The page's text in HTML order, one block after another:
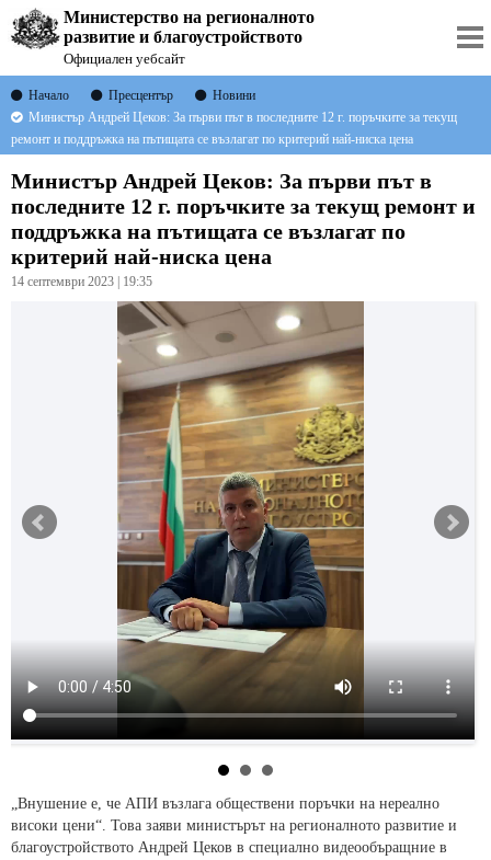
Министерство на регионалното
развитие и благоустройството
Официален уебсайт
Начало Пресцентър
Новини
Министър Андрей Цеков: За първи път в последните 12 г. поръчките за текущ
ремонт и поддръжка на пътищата се възлагат по критерий най-ниска цена
Министър Андрей Цеков: За първи път в
последните 12 г. поръчките за текущ ремонт и
поддръжка на пътищата се възлагат по
критерий най-ниска цена
14 септември 2023 | 19:35
„Внушение е, че АПИ възлага обществени поръчки на нереално
високи цени“. Това заяви министърът на регионалното развитие и
благоустройството Андрей Цеков в специално видеообъращние в